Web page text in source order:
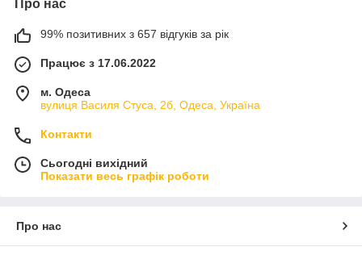
Про нас
99% позитивних з 657 відгуків за рік
Працює з 17.06.2022
м. Одеса
вулиця Василя Стуса, 2б, Одеса, Україна
Контакти
Сьогодні вихідний
Показати весь графік роботи
Про нас